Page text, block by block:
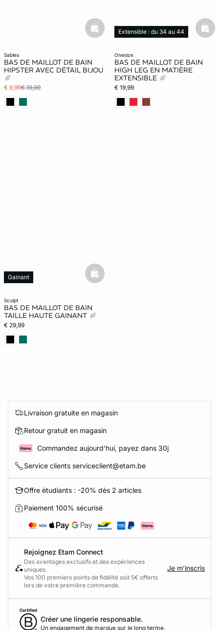
sables
BAS DE MAILLOT DE BAIN
HIPSTER AVEC DÉTAIL BIJOU
€ 9,99€ 19,99
basketfull
onesize
BAS DE MAILLOT DE BAIN
HIGH LEG EN MATIÈRE
EXTENSIBLE
€ 19,99
Extensible : du 34 au 44
sculpt
BAS DE MAILLOT DE BAIN
TAILLE HAUTE GAINANT
€ 29,99
Gainant basketfull
Livraison gratuite en magasin
Retour gratuit en magasin
Commandez aujourd'hui, payez dans 30j
Service clients serviceclient@etam.be
Offre étudiants : -20% dès 2 articles
Paiement 100% sécurisé
Rejoignez Etam Connect
Des avantages exclusifs et des expériences
uniques.
Vos 100 premiers points de fidélité soit 5€ offerts
lors de votre première commande.​
Je m’inscris
Créer une lingerie responsable.
Un engagement de marque sur le long terme.